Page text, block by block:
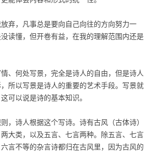
弃，凡事总是要向自己向往的方向努力一
读懂，但开卷有益，在我的理解范围内还是
、何处写景，完全是诗人的自由，但是诗人
所以写景是诗人的重要的艺术手段。写景就
可以说是诗的基本知识。
，诗人根据这个写诗。诗有古风（古体诗）
大类，以及五言、七言两种。除五言、七言
言不等的杂言诗都归在古风里，因为古风的